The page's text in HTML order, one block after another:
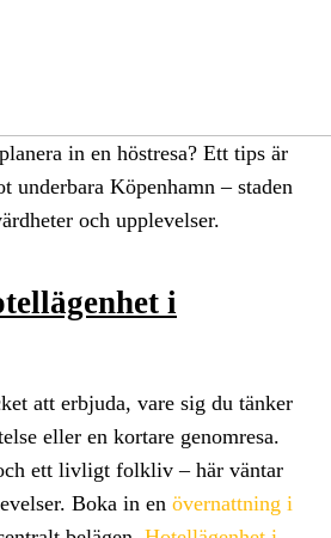
in en höstresa? Ett tips är
underbara Köpenhamn – staden
och upplevelser.
i
att erbjuda, vare sig du tänker
eller en kortare genomresa.
ett livligt folkliv – här väntar
Boka in en övernattning i